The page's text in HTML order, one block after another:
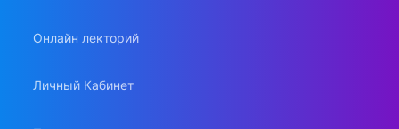
Онлайн лекторий
Личный Кабинет